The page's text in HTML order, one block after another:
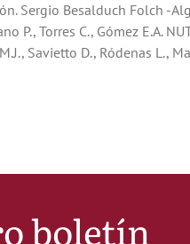
Sergio Besalduch Folch -
P., Torres C., Gómez E.A.
Savietto D., Ródenas L.,
boletín